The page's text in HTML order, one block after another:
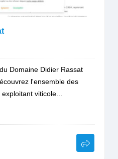
Domaine Didier Rassat
l'ensemble des
viticole...